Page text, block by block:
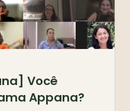
Você
Appana?